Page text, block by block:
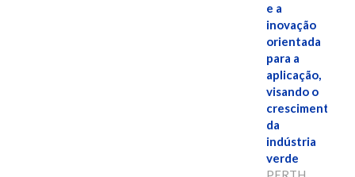
e a
inovação
orientada
para a
aplicação,
visando o
crescimento
da
indústria
verde